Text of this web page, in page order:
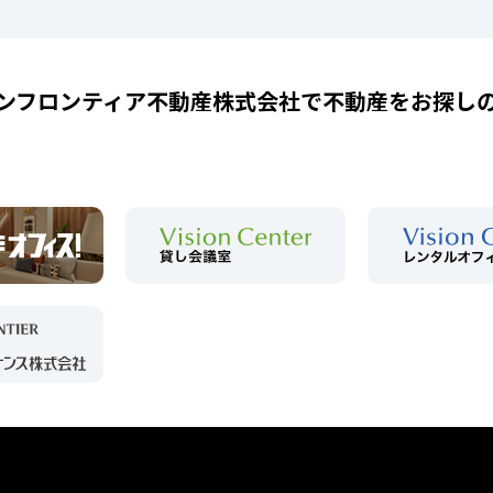
フロンティア不動産株式会社で不動産をお探し